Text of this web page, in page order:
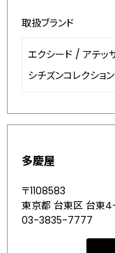
取扱ブランド
エクシード / アテッ
シチズンコレクション
多慶屋
〒1108583
東京都 台東区 台
03-3835-7777